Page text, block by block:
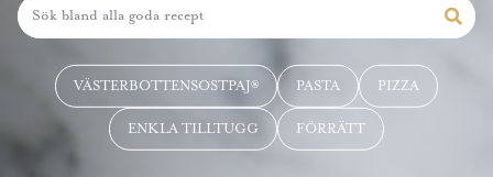
VÄSTERBOTTENSOSTPAJ® PASTA PIZZA
ENKLA TILLTUGG FÖRRÄTT